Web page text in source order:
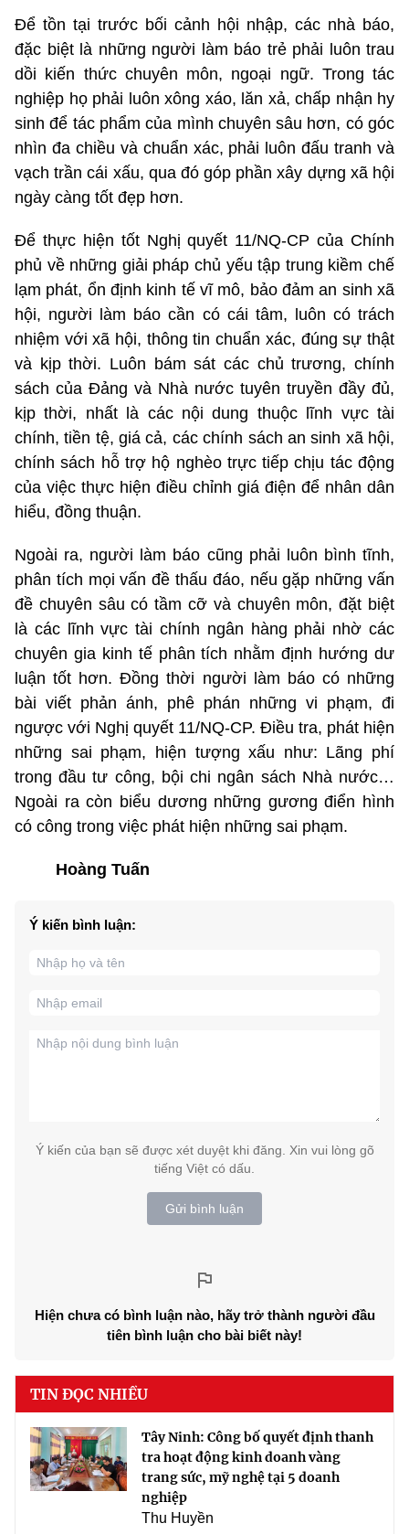
Để tồn tại trước bối cảnh hội nhập, các nhà báo,
đặc biệt là những người làm báo trẻ phải luôn trau
dồi kiến thức chuyên môn, ngoại ngữ. Trong tác
nghiệp họ phải luôn xông xáo, lăn xả, chấp nhận hy
sinh để tác phẩm của mình chuyên sâu hơn, có góc
nhìn đa chiều và chuẩn xác, phải luôn đấu tranh và
vạch trần cái xấu, qua đó góp phần xây dựng xã hội
ngày càng tốt đẹp hơn.
Để thực hiện tốt Nghị quyết 11/NQ-CP của Chính
phủ về những giải pháp chủ yếu tập trung kiềm chế
lạm phát, ổn định kinh tế vĩ mô, bảo đảm an sinh xã
hội, người làm báo cần có cái tâm, luôn có trách
nhiệm với xã hội, thông tin chuẩn xác, đúng sự thật
và kịp thời. Luôn bám sát các chủ trương, chính
sách của Đảng và Nhà nước tuyên truyền đầy đủ,
kịp thời, nhất là các nội dung thuộc lĩnh vực tài
chính, tiền tệ, giá cả, các chính sách an sinh xã hội,
chính sách hỗ trợ hộ nghèo trực tiếp chịu tác động
của việc thực hiện điều chỉnh giá điện để nhân dân
hiểu, đồng thuận.
Ngoài ra, người làm báo cũng phải luôn bình tĩnh,
phân tích mọi vấn đề thấu đáo, nếu gặp những vấn
đề chuyên sâu có tầm cỡ và chuyên môn, đặt biệt
là các lĩnh vực tài chính ngân hàng phải nhờ các
chuyên gia kinh tế phân tích nhằm định hướng dư
luận tốt hơn. Đồng thời người làm báo có những
bài viết phản ánh, phê phán những vi phạm, đi
ngược với Nghị quyết 11/NQ-CP. Điều tra, phát hiện
những sai phạm, hiện tượng xấu như: Lãng phí
trong đầu tư công, bội chi ngân sách Nhà nước…
Ngoài ra còn biểu dương những gương điển hình
có công trong việc phát hiện những sai phạm.
Hoàng Tuấn
Ý kiến bình luận:
Ý kiến của bạn sẽ được xét duyệt khi đăng. Xin vui lòng gõ
tiếng Việt có dấu.
Gửi bình luận
Hiện chưa có bình luận nào, hãy trở thành người đầu
tiên bình luận cho bài biết này!
TIN ĐỌC NHIỀU
Tây Ninh: Công bố quyết định thanh
tra hoạt động kinh doanh vàng
trang sức, mỹ nghệ tại 5 doanh
nghiệp
Thu Huyền